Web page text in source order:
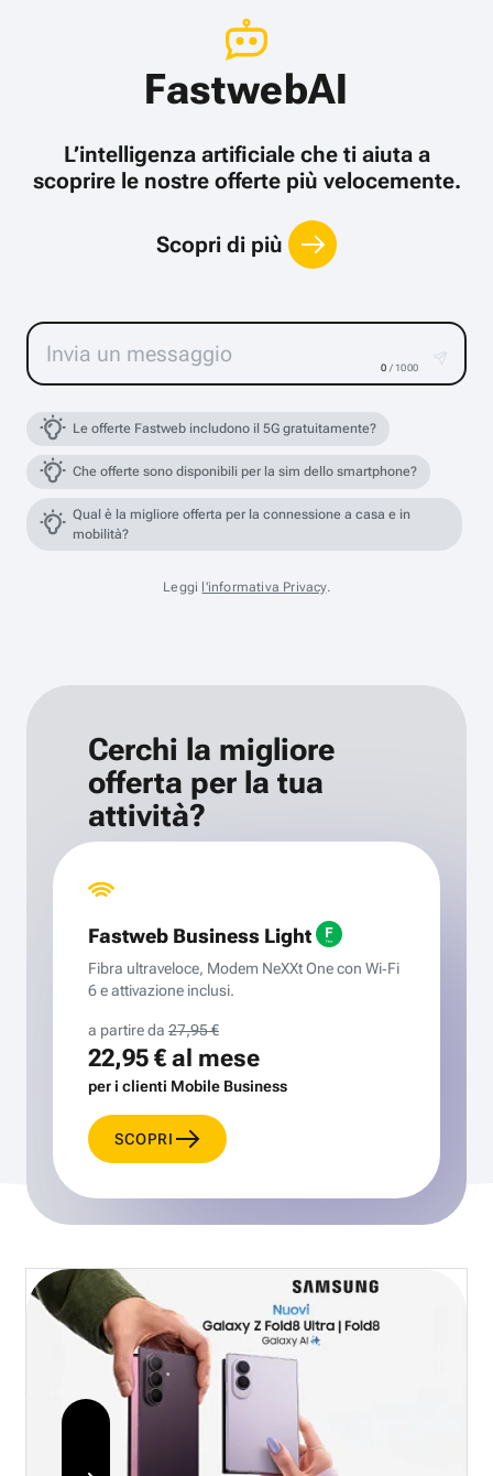
FastwebAI
L’intelligenza artificiale che ti aiuta a
scoprire le nostre offerte più velocemente.
Scopri di più
0 / 1000
Le offerte Fastweb includono il 5G gratuitamente?
Che offerte sono disponibili per la sim dello smartphone?
Qual è la migliore offerta per la connessione a casa e in
mobilità?
Leggi l'informativa Privacy.
Cerchi la migliore
offerta per la tua
attività?
Fastweb Business Light
Fibra ultraveloce, Modem NeXXt One con Wi‑Fi
6 e attivazione inclusi.
a partire da 27,95 €
22,95 €al mese
per i clienti Mobile Business
SCOPRI